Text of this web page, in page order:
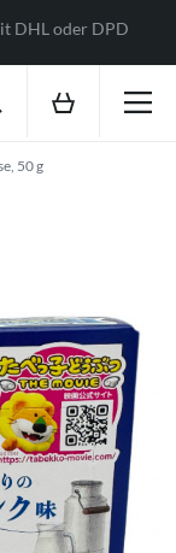
DHL oder DPD
50 g